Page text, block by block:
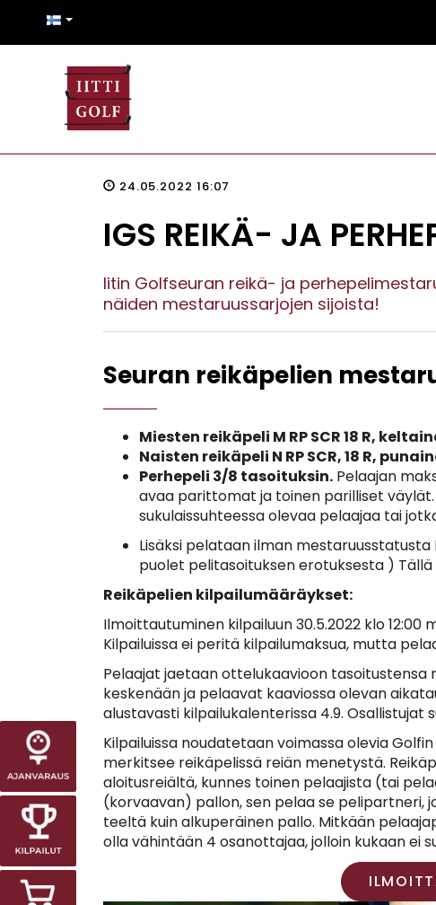
24.05.2022 16:07
IGS REIKÄ- JA
Iitin Golfseuran reikä- ja
näiden mestaruussarjojen sijoista!
Seuran reikäpelien
Miesten reikäpeli M RP SCR 18 R,
Naisten reikäpeli N RP SCR, 18 R,
Perhepeli 3/8 tasoituksin. Pelaajan
avaa parittomat ja toinen parilliset väylät.
sukulaissuhteessa olevaa pelaajaa tai
Lisäksi pelataan ilman mestaruusstatusta
puolet pelitasoituksen erotuksesta )
Reikäpelien kilpailumääräykset:
Ilmoittautuminen kilpailuun 30.5.2022 klo
Kilpailuissa ei peritä kilpailumaksua, mutta
Pelaajat jaetaan ottelukaavioon tasoitustensa
keskenään ja pelaavat kaaviossa olevan
alustavasti kilpailukalenterissa 4.9.
Kilpailuissa noudatetaan voimassa olevia
merkitsee reikäpelissä reiän menetystä.
aloitusreiältä, kunnes toinen pelaajista (tai
(korvaavan) pallon, sen pelaa se pelipartneri,
teeltä kuin alkuperäinen pallo. Mitkään
olla vähintään 4 osanottajaa, jolloin kukaan ei